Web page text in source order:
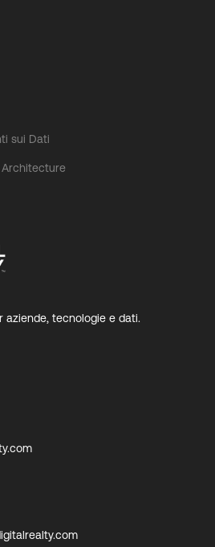
sui Dati
Architecture
aziende, tecnologie e dati.